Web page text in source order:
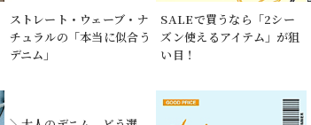
ストレート・ウェーブ・ナ
チュラルの「本当に似合う
デニム」
SALEで買うなら「2シー
ズン使えるアイテム」が狙
い目！